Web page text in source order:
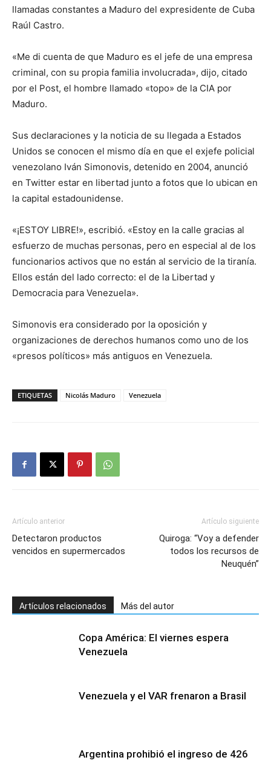
llamadas constantes a Maduro del expresidente de Cuba
Raúl Castro.
«Me di cuenta de que Maduro es el jefe de una empresa
criminal, con su propia familia involucrada», dijo, citado
por el Post, el hombre llamado «topo» de la CIA por
Maduro.
Sus declaraciones y la noticia de su llegada a Estados
Unidos se conocen el mismo día en que el exjefe policial
venezolano Iván Simonovis, detenido en 2004, anunció
en Twitter estar en libertad junto a fotos que lo ubican en
la capital estadounidense.
«¡ESTOY LIBRE!», escribió. «Estoy en la calle gracias al
esfuerzo de muchas personas, pero en especial al de los
funcionarios activos que no están al servicio de la tiranía.
Ellos están del lado correcto: el de la Libertad y
Democracia para Venezuela».
Simonovis era considerado por la oposición y
organizaciones de derechos humanos como uno de los
«presos políticos» más antiguos en Venezuela.
ETIQUETAS Nicolás Maduro Venezuela
Artículo anterior
Detectaron productos
vencidos en supermercados
Artículo siguiente
Quiroga: “Voy a defender
todos los recursos de
Neuquén”
Artículos relacionados Más del autor
Copa América: El viernes espera
Venezuela
Venezuela y el VAR frenaron a Brasil
Argentina prohibió el ingreso de 426